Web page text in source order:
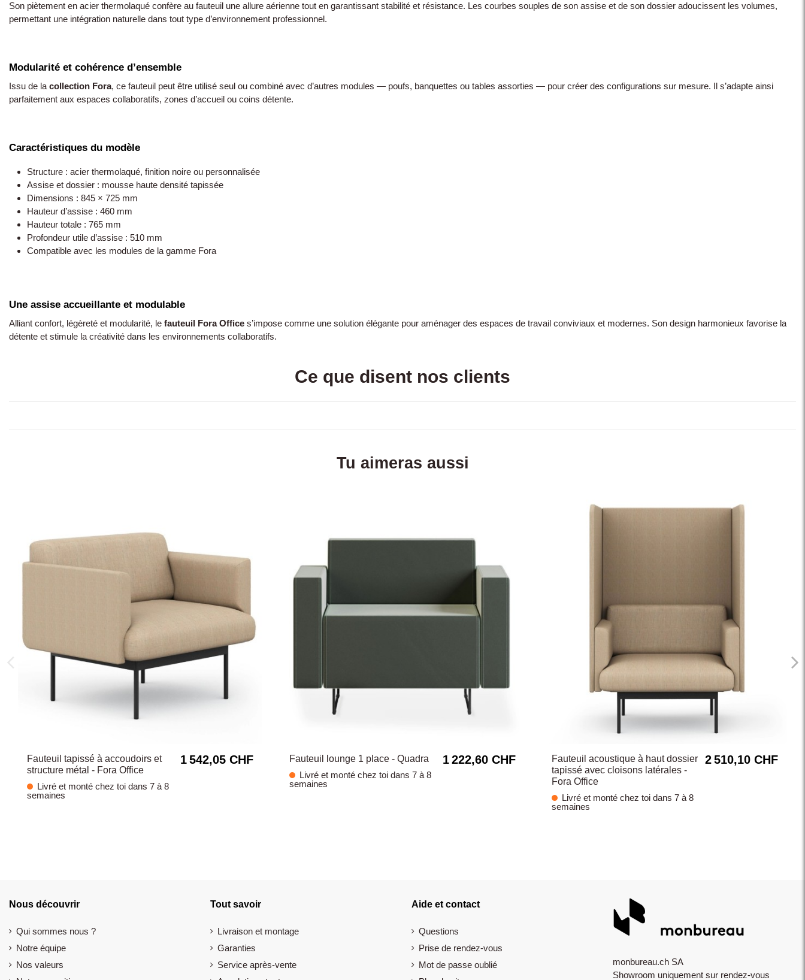
Son piètement en acier thermolaqué confère au fauteuil une allure aérienne tout en garantissant stabilité et résistance. Les courbes souples de son assise et de son dossier adoucissent les volumes,
permettant une intégration naturelle dans tout type d’environnement professionnel.
Modularité et cohérence d’ensemble
Issu de la collection Fora, ce fauteuil peut être utilisé seul ou combiné avec d’autres modules — poufs, banquettes ou tables assorties — pour créer des configurations sur mesure. Il s’adapte ainsi
parfaitement aux espaces collaboratifs, zones d’accueil ou coins détente.
Caractéristiques du modèle
Structure : acier thermolaqué, finition noire ou personnalisée
Assise et dossier : mousse haute densité tapissée
Dimensions : 845 × 725 mm
Hauteur d’assise : 460 mm
Hauteur totale : 765 mm
Profondeur utile d’assise : 510 mm
Compatible avec les modules de la gamme Fora
Une assise accueillante et modulable
Alliant confort, légèreté et modularité, le fauteuil Fora Office s’impose comme une solution élégante pour aménager des espaces de travail conviviaux et modernes. Son design harmonieux favorise la
détente et stimule la créativité dans les environnements collaboratifs.
Ce que disent nos clients
Tu aimeras aussi
Fauteuil tapissé à accoudoirs et
structure métal - Fora Office
Livré et monté chez toi dans 7 à 8
semaines
1 542,05 CHF
Fauteuil lounge 1 place - Quadra
Livré et monté chez toi dans 7 à 8
semaines
1 222,60 CHF
Fauteuil acoustique à haut dossier
tapissé avec cloisons latérales -
Fora Office
Livré et monté chez toi dans 7 à 8
semaines
2 510,10 CHF
Nous découvrir
Qui sommes nous ?
Notre équipe
Nos valeurs
Tout savoir
Livraison et montage
Garanties
Service après-vente
Aide et contact
Questions
Prise de rendez-vous
Mot de passe oublié
monbureau.ch SA
Showroom uniquement sur rendez-vous